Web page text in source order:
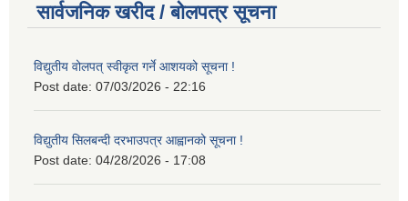
सार्वजनिक खरीद / बोलपत्र सूचना
विद्युतीय वोलपत् स्वीकृत गर्ने आशयको सूचना !
Post date: 07/03/2026 - 22:16
विद्युतीय सिलबन्दी दरभाउपत्र आह्वानको सूचना !
Post date: 04/28/2026 - 17:08